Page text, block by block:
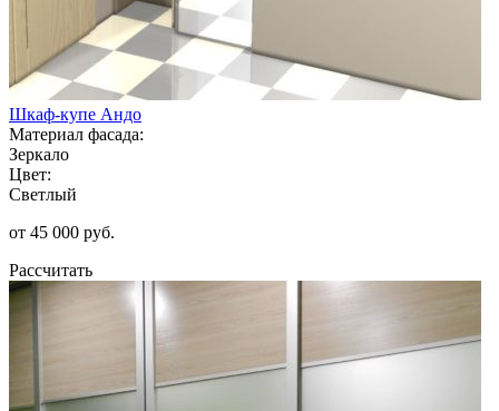
Шкаф-купе Андо
Материал фасада:
Зеркало
Цвет:
Светлый
от 45 000 руб.
Рассчитать